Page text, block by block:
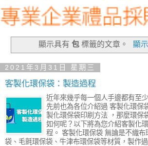
顯示具有 包標籤的文章。 顯
2021年3月31日 星期三
客製化環保袋：製造過程
近年來幾乎每一個人手邊都有至
先前也為各位介紹過 客製化環保
製化環保袋印刷方法 ，那麼環保
如何呢？以下將為您介紹客製化
程。 客製化環保袋 無論是不織布
袋、毛氈環保袋、牛津布環保袋等材質，製作過